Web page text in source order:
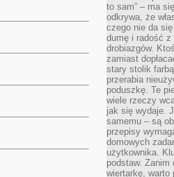
to sam” – ma
odkrywa, że
czego nie da
dumę i radość
drobiazgów.
zamiast
stary stolik
przerabia
poduszkę. Te
wiele rzeczy
jak się wydaje.
samemu – są
przepisy
domowych
użytkownika.
podstaw.
wiertarkę, warto